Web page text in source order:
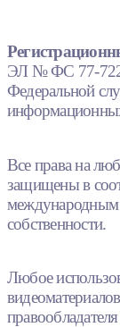
ЭЛ № ФС 77-
Федеральной
Все права на
защищены в
международным
собственности.
Любое